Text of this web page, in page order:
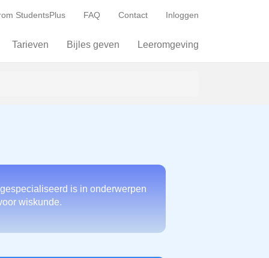
StudentsPlus FAQ Contact Inloggen
Tarieven Bijles geven Leeromgeving
is in onderwerpen
wiskunde.